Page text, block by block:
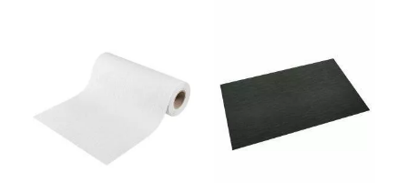
tradycyjnych
i nowoczesnychmebli.